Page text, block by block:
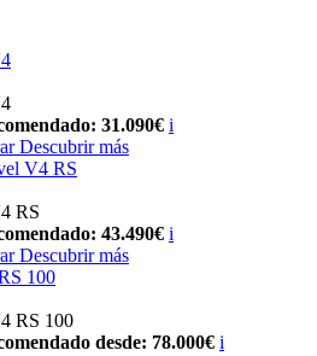
31.090€ i
Descubrir más
V4 RS
RS
43.490€ i
Descubrir más
100
RS 100
desde: 78.000€ i